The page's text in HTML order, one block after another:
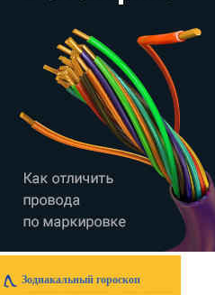
Зодиакальный гороскоп